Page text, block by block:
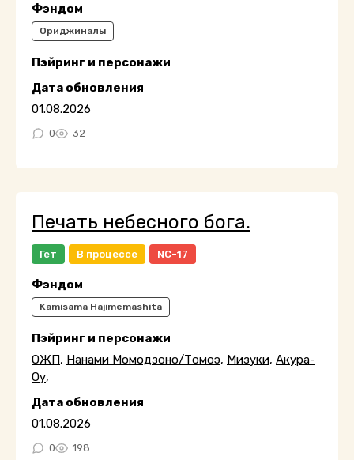
Фэндом
Ориджиналы
Пэйринг и персонажи
Дата обновления
01.08.2026
0 32
Печать небесного бога.
Гет В процессе NC-17
Фэндом
Kamisama Hajimemashita
Пэйринг и персонажи
ОЖП, Нанами Момодзоно/Томоэ, Мизуки, Акура-
Оу,
Дата обновления
01.08.2026
0 198